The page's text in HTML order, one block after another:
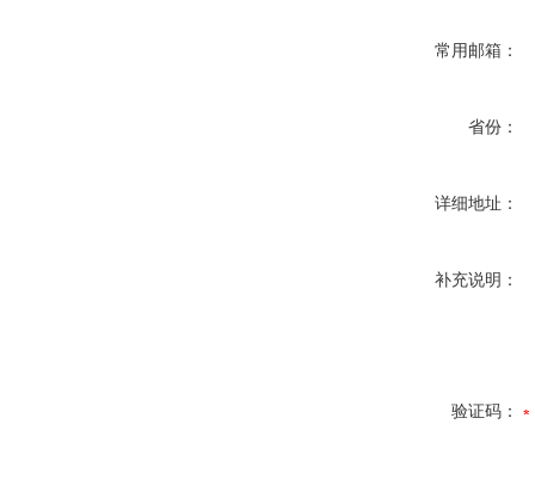
常用邮箱：
省份：
详细地址：
补充说明：
验证码：